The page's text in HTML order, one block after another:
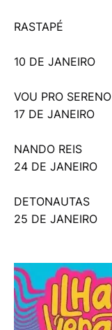
RASTAPÉ
10 DE JANEIRO
VOU PRO SERENO
17 DE JANEIRO
NANDO REIS
24 DE JANEIRO
DETONAUTAS
25 DE JANEIRO